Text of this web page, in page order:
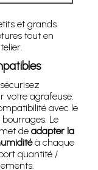
et grands
tout en
votre agrafeuse.
avec le
Le
de adapter la
à chaque
quantité /